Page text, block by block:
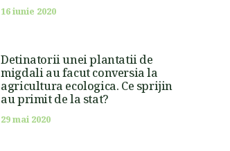
16 iunie 2020
Detinatorii unei plantatii de
migdali au facut conversia la
agricultura ecologica. Ce sprijin
au primit de la stat?
29 mai 2020